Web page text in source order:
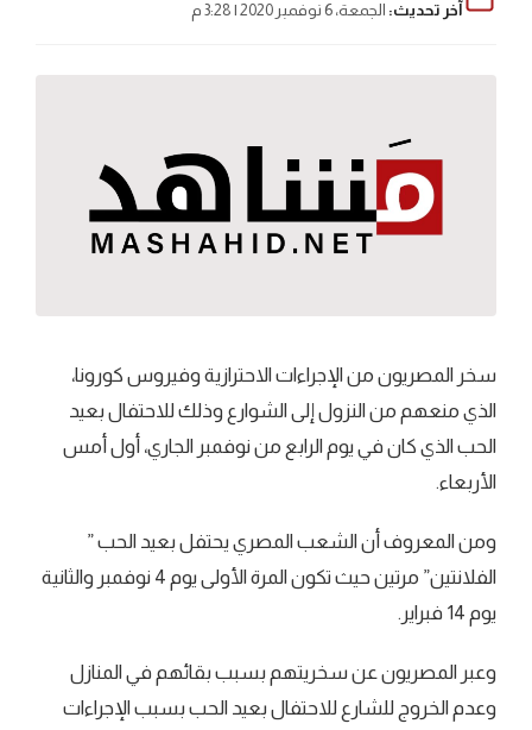
آخر تحديث: الجمعة، 6 نوفمبر 2020 | 3:28 م
سخر المصريون من الإجراءات الاحترازية وفيروس كورونا،
الذي منعهم من النزول إلى الشوارع وذلك للاحتفال بعيد
الحب الذي كان في يوم الرابع من نوفمبر الجاري، أول أمس
الأربعاء.
ومن المعروف أن الشعب المصري يحتفل بعيد الحب ”
الفلانتين” مرتين حيث تكون المرة الأولى يوم 4 نوفمبر والثانية
يوم 14 فبراير.
وعبر المصريون عن سخريتهم بسبب بقائهم في المنازل
وعدم الخروج للشارع للاحتفال بعيد الحب بسبب الإجراءات